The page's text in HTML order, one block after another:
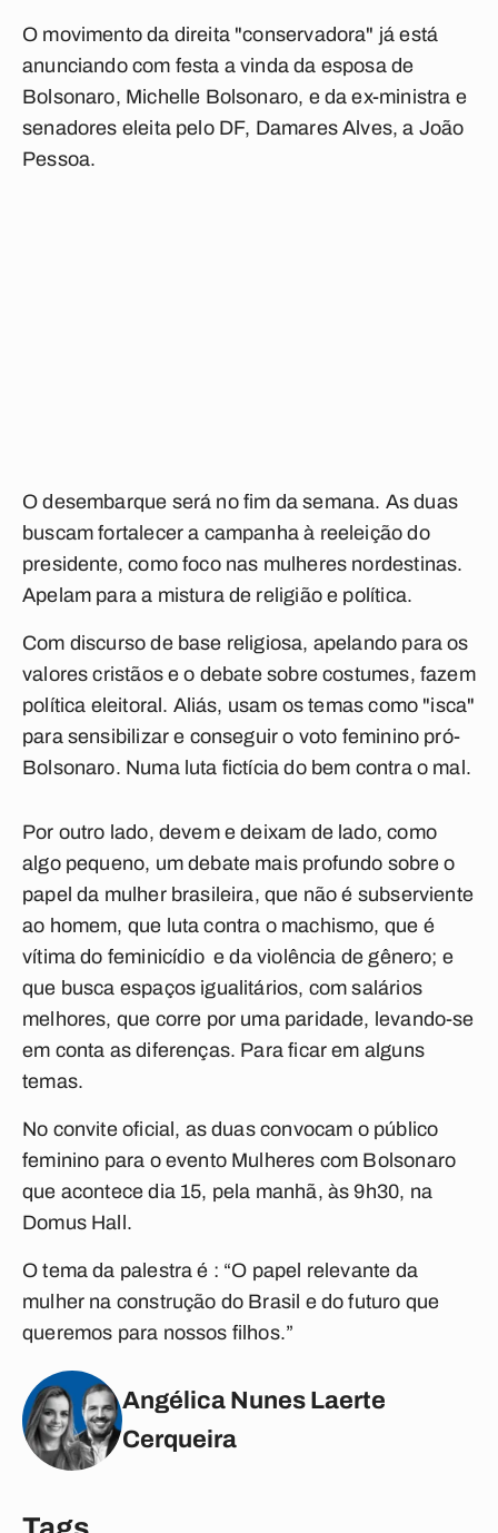
O movimento da direita "conservadora" já está
anunciando com festa a vinda da esposa de
Bolsonaro, Michelle Bolsonaro, e da ex-ministra e
senadores eleita pelo DF, Damares Alves, a João
Pessoa.
O desembarque será no fim da semana. As duas
buscam fortalecer a campanha à reeleição do
presidente, como foco nas mulheres nordestinas.
Apelam para a mistura de religião e política.
Com discurso de base religiosa, apelando para os
valores cristãos e o debate sobre costumes, fazem
política eleitoral. Aliás, usam os temas como "isca"
para sensibilizar e conseguir o voto feminino pró-
Bolsonaro. Numa luta fictícia do bem contra o mal.
Por outro lado, devem e deixam de lado, como
algo pequeno, um debate mais profundo sobre o
papel da mulher brasileira, que não é subserviente
ao homem, que luta contra o machismo, que é
vítima do feminicídio e da violência de gênero; e
que busca espaços igualitários, com salários
melhores, que corre por uma paridade, levando-se
em conta as diferenças. Para ficar em alguns
temas.
No convite oficial, as duas convocam o público
feminino para o evento Mulheres com Bolsonaro
que acontece dia 15, pela manhã, às 9h30, na
Domus Hall.
O tema da palestra é : “O papel relevante da
mulher na construção do Brasil e do futuro que
queremos para nossos filhos.”
Angélica Nunes Laerte
Cerqueira